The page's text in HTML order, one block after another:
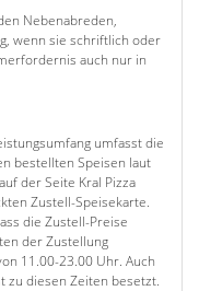
Nebenabreden,
wenn sie schriftlich oder
auch nur in
umfasst die
bestellten Speisen laut
der Seite Kral Pizza
Zustell-Speisekarte.
die Zustell-Preise
der Zustellung
11.00-23.00 Uhr. Auch
zu diesen Zeiten besetzt.